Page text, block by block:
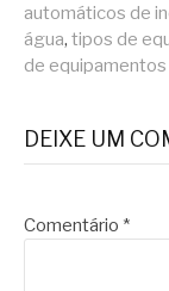
automáticos de
água, tipos de
de
DEIXE UM
Comentário *